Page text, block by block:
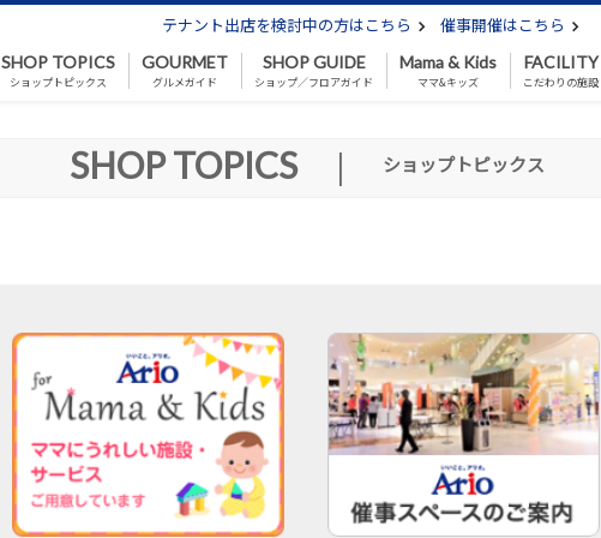
テナント出店を検討中の方はこちら 催事開催はこちら
SHOP TOPICS
ショップトピックス
GOURMET
グルメガイド
SHOP GUIDE
ショップ／フロアガイド
Mama & Kids
ママ&キッズ
FACILITY
こだわりの施設
SHOP TOPICS | ショップトピックス